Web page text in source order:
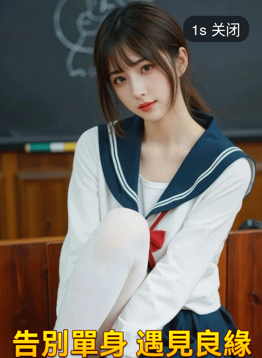
短剧
最热 添加 评分
都市 甜宠 逆袭 玄幻
2025 2024 2023 2022
全部 大陆 香港 台湾 美国 韩国 日本
1s 关闭